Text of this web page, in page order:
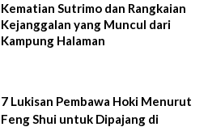
Kematian Sutrimo dan Rangkaian
Kejanggalan yang Muncul dari
Kampung Halaman
7 Lukisan Pembawa Hoki Menurut
Feng Shui untuk Dipajang di